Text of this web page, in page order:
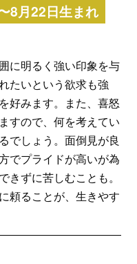
8月22日生まれ
に明るく強い印象を与
たいという欲求も強
好みます。また、喜怒
すので、何を考えてい
でしょう。面倒見が良
でプライドが高いが為
きずに苦しむことも。
頼ることが、生きやす